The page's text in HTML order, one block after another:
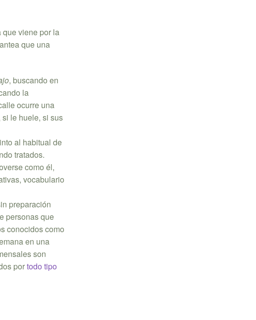
que viene por la
que una
, buscando en
la
ocurre una
le huele, si sus
al habitual de
tratados.
como él,
vocabulario
preparación
personas que
conocidos como
en una
son
portodo tipo